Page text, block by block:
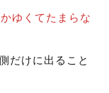
ゆくてたまらな
だけに出ること